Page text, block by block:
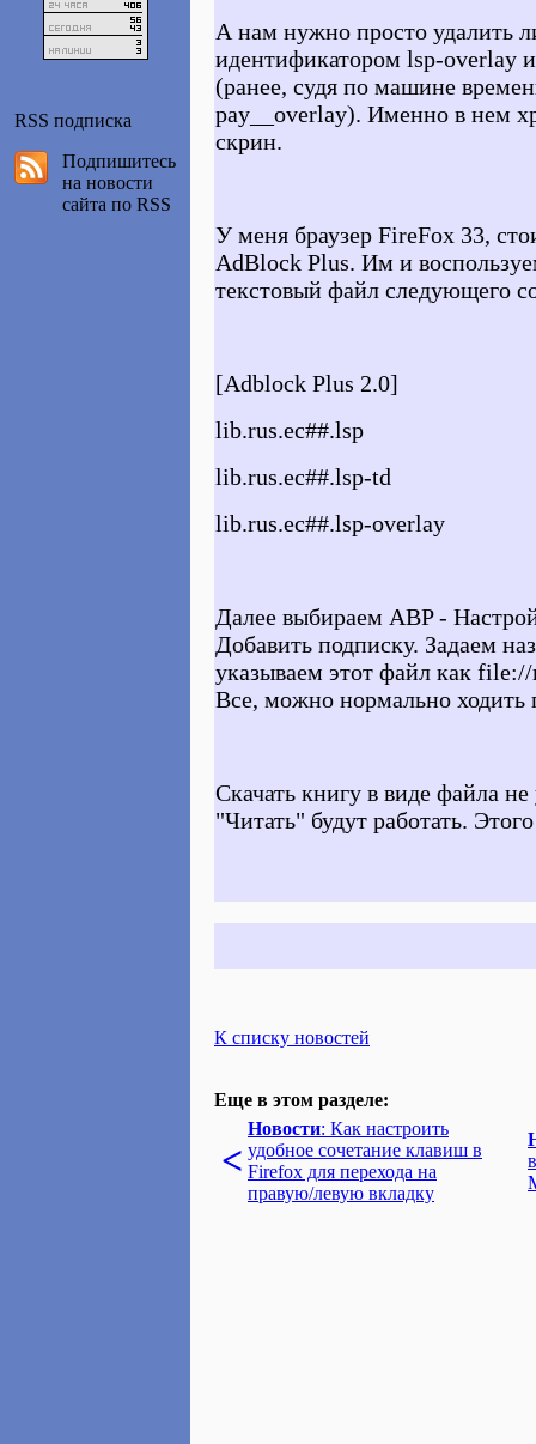
RSS подписка
Подпишитесь
на новости
сайта по RSS
А нам нужно просто удалить
идентификатором lsp-overlay
(ранее, судя по машине
pay__overlay). Именно в нем
скрин.
У меня браузер FireFox 33,
AdBlock Plus. Им и
текстовый файл следующего
[Adblock Plus 2.0]
lib.rus.ec##.lsp
lib.rus.ec##.lsp-td
lib.rus.ec##.lsp-overlay
Далее выбираем ABP -
Добавить подписку. Задаем
указываем этот файл как file://
Все, можно нормально ходить
Скачать книгу в виде файла
"Читать" будут работать.
К списку новостей
Еще в этом разделе:
<
Новости: Как настроить
удобное сочетание клавиш в
Firefox для перехода на
правую/левую вкладку